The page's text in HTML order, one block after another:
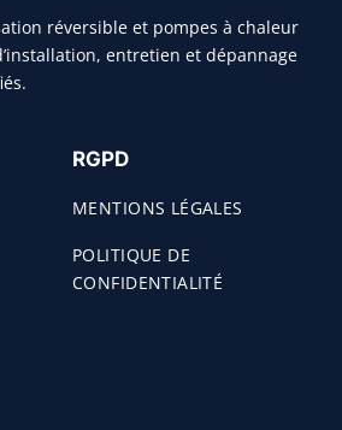
réversible et pompes à chaleur
entretien et dépannage
RGPD
MENTIONS LÉGALES
POLITIQUE DE
CONFIDENTIALITÉ